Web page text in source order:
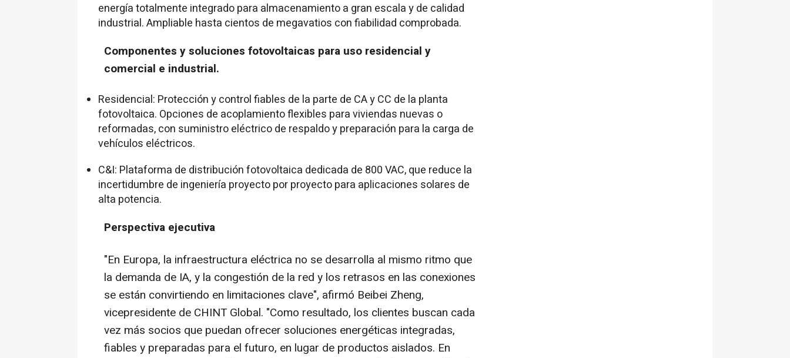
energía totalmente integrado para almacenamiento a gran escala y de calidad
industrial. Ampliable hasta cientos de megavatios con fiabilidad comprobada.
Componentes y soluciones fotovoltaicas para uso residencial y
comercial e industrial.
Residencial: Protección y control fiables de la parte de CA y CC de la planta
fotovoltaica. Opciones de acoplamiento flexibles para viviendas nuevas o
reformadas, con suministro eléctrico de respaldo y preparación para la carga de
vehículos eléctricos.
C&I: Plataforma de distribución fotovoltaica dedicada de 800 VAC, que reduce la
incertidumbre de ingeniería proyecto por proyecto para aplicaciones solares de
alta potencia.
Perspectiva ejecutiva
"En Europa, la infraestructura eléctrica no se desarrolla al mismo ritmo que
la demanda de IA, y la congestión de la red y los retrasos en las conexiones
se están convirtiendo en limitaciones clave", afirmó Beibei Zheng,
vicepresidente de CHINT Global. "Como resultado, los clientes buscan cada
vez más socios que puedan ofrecer soluciones energéticas integradas,
fiables y preparadas para el futuro, en lugar de productos aislados. En